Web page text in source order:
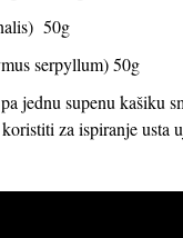
) 50g
serpyllum) 50g
jednu supenu kašiku
za ispiranje usta